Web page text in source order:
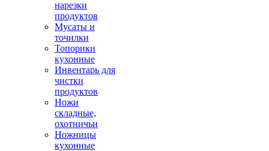
нарезки
продуктов
Мусаты и
точилки
Топорики
кухонные
Инвентарь для
чистки
продуктов
Ножи
складные,
охотничьи
Ножницы
кухонные